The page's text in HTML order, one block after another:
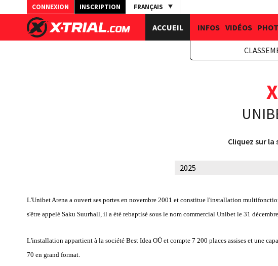
CONNEXION INSCRIPTION FRANÇAIS
ACCUEIL INFOS VIDÉOS
Cliquez sur
L'Unibet Arena a ouvert ses portes en novembre 2001 et constitue l'installation
s'être appelé Saku Suurhall, il a été rebaptisé sous le nom commercial Unibet le 31
L'installation appartient à la société Best Idea OÜ et compte 7 200 places assises et une
70 en grand format.